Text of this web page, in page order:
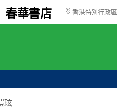
春華書店 香港特別行政區
玹